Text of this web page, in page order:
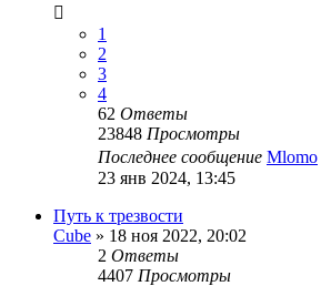
1
2
3
4
62 Ответы
23848 Просмотры
Последнее сообщение Mlomo
23 янв 2024, 13:45
Путь к трезвости
Cube » 18 ноя 2022, 20:02
2 Ответы
4407 Просмотры